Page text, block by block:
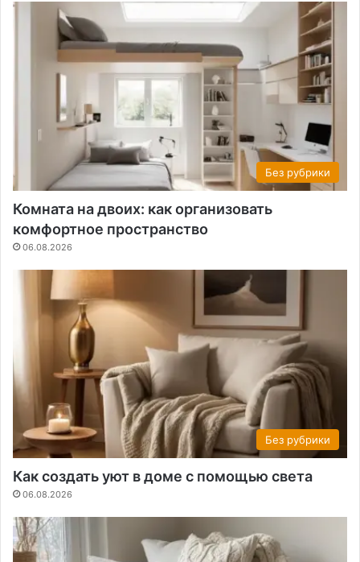
Без рубрики
Комната на двоих: как организовать
комфортное пространство
06.08.2026
Без рубрики
Как создать уют в доме с помощью света
06.08.2026